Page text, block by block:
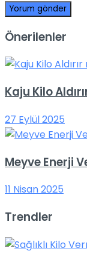
Önerilenler
Kaju Kilo
27 Eylül 2025
Meyve Enerji
11 Nisan 2025
Trendler